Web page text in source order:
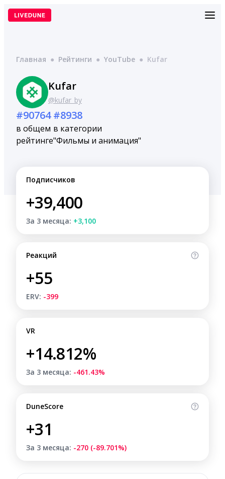
Перейти
Главная ● Рейтинги ● YouTube ● Kufar
Kufar
@kufar_by
#90764
в общем
рейтинге
#8938
в категории
"Фильмы и анимация"
Подписчиков
+39,400
За 3 месяца: +3,100
Реакций
+55
ERV: -399
VR
+14.812%
За 3 месяца: -461.43%
DuneScore
+31
За 3 месяца: -270 (-89.701%)